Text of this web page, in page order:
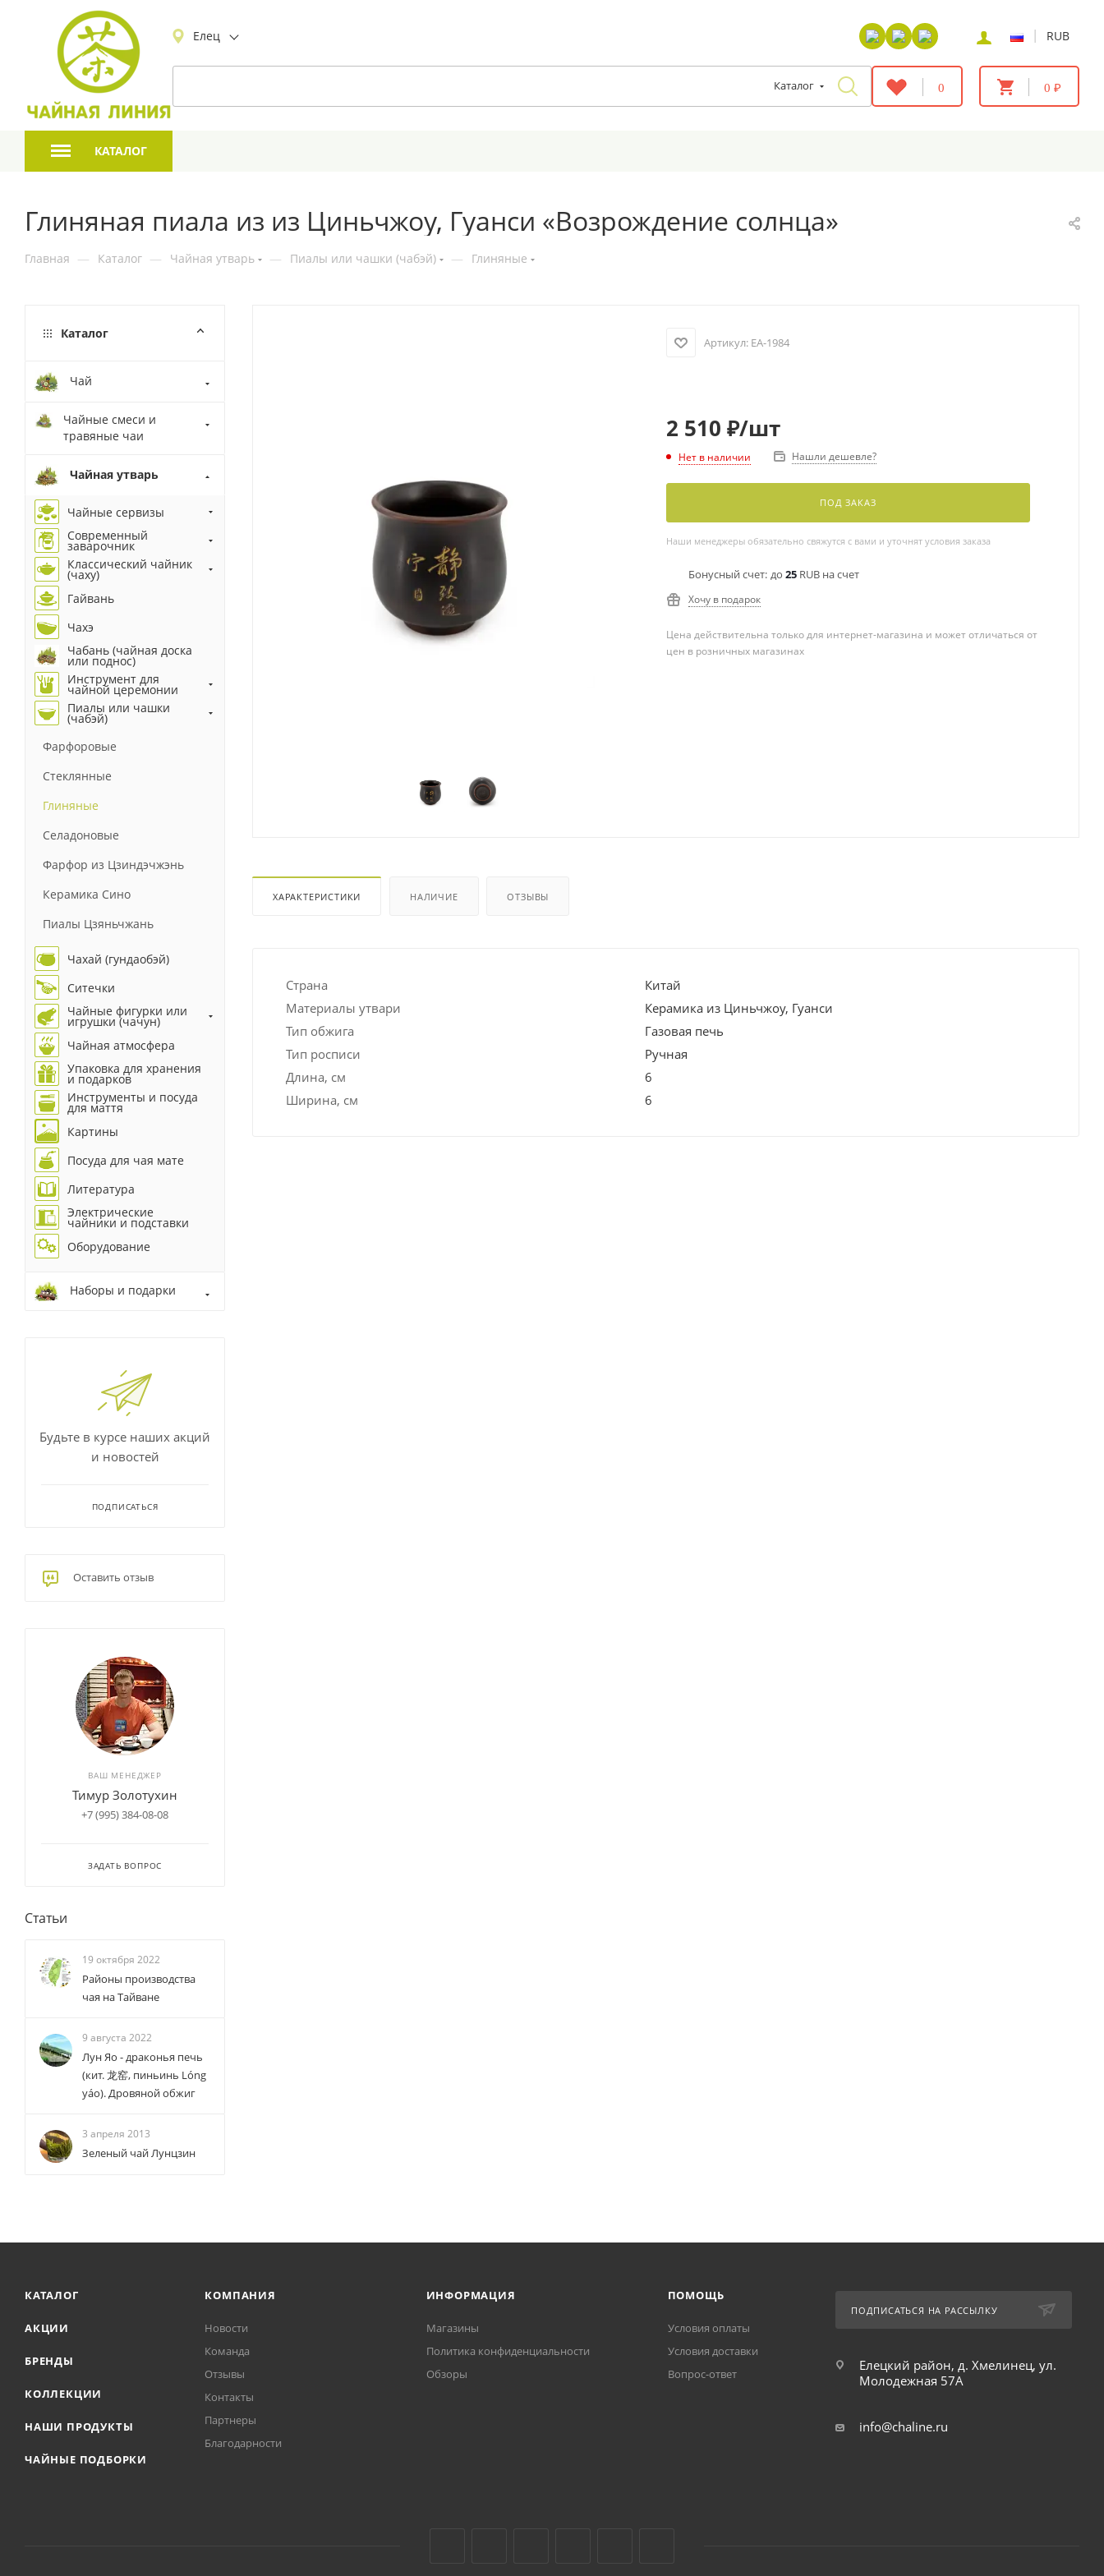
Елец | RUB
Каталог 0 0 ₽
КАТАЛОГ
Глиняная пиала из из Циньчжоу, Гуанси «Возрождение солнца»
Главная — Каталог — Чайная утварь — Пиалы или чашки (чабэй) — Глиняные
Артикул: EA-1984
2 510 ₽/шт
Нет в наличии Нашли дешевле?
ПОД ЗАКАЗ
Наши менеджеры обязательно свяжутся с вами и уточнят условия заказа
Бонусный счет: до 25RUB на счет
Хочу в подарок
Цена действительна только для интернет-магазина и может отличаться от
цен в розничных магазинах
ХАРАКТЕРИСТИКИ НАЛИЧИЕ ОТЗЫВЫ
Страна
Китай
Материалы утвари
Керамика из Циньчжоу, Гуанси
Тип обжига
Газовая печь
Тип росписи
Ручная
Длина, см
6
Ширина, см
6
Каталог
Чай
Чайные смеси и
травяные чаи
Чайная утварь
Чайные сервизы
Современный
заварочник
Классический чайник
(чаху)
Гайвань
Чахэ
Чабань (чайная доска
или поднос)
Инструмент для
чайной церемонии
Пиалы или чашки
(чабэй)
Фарфоровые
Стеклянные
Глиняные
Селадоновые
Фарфор из Цзиндэчжэнь
Керамика Сино
Пиалы Цзяньчжань
Чахай (гундаобэй)
Ситечки
Чайные фигурки или
игрушки (чачун)
Чайная атмосфера
Упаковка для хранения
и подарков
Инструменты и посуда
для маття
Картины
Посуда для чая мате
Литература
Электрические
чайники и подставки
Оборудование
Наборы и подарки
Будьте в курсе наших акций
и новостей
ПОДПИСАТЬСЯ
Оставить отзыв
ВАШ МЕНЕДЖЕР
Тимур Золотухин
+7 (995) 384-08-08
ЗАДАТЬ ВОПРОС
Статьи
19 октября 2022
Районы производства
чая на Тайване
9 августа 2022
Лун Яо - драконья печь
(кит. 龙窑, пиньинь Lóng
yáo). Дровяной обжиг
3 апреля 2013
Зеленый чай Лунцзин
КАТАЛОГ
АКЦИИ
БРЕНДЫ
КОЛЛЕКЦИИ
НАШИ ПРОДУКТЫ
ЧАЙНЫЕ ПОДБОРКИ
КОМПАНИЯ
Новости
Команда
Отзывы
Контакты
Партнеры
Благодарности
ИНФОРМАЦИЯ
Магазины
Политика конфиденциальности
Обзоры
ПОМОЩЬ
Условия оплаты
Условия доставки
Вопрос-ответ
ПОДПИСАТЬСЯ НА РАССЫЛКУ
Елецкий район, д. Хмелинец, ул.
Молодежная 57А
info@chaline.ru